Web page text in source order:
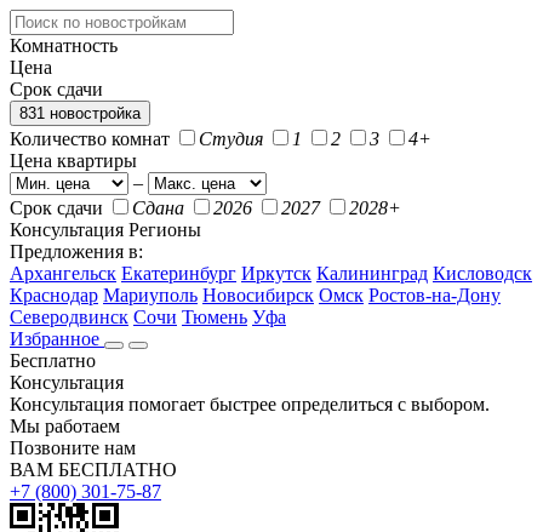
Комнатность
Цена
Срок сдачи
831 новостройка
Количество комнат Студия 1 2 3
4+
Цена квартиры
–
Срок сдачи
Сдана 2026 2027
2028+
Консультация Регионы
Предложения в:
Архангельск Екатеринбург Иркутск Калининград Кисловодск
Краснодар Мариуполь Новосибирск Омск Ростов-на-Дону
Северодвинск Сочи Тюмень Уфа
Избранное
Бесплатно
Консультация
Консультация помогает быстрее определиться с выбором.
Мы работаем
Позвоните нам
ВАМ БЕСПЛАТНО
+7 (800) 301-75-87